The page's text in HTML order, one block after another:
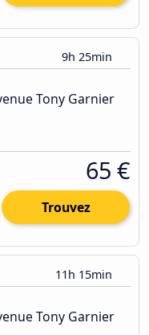
9h 25min
Tony Garnier
65 €
Trouvez
11h 15min
Tony Garnier